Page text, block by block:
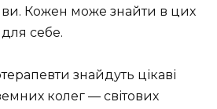
Кожен може знайти в цих
себе.
знайдуть цікаві
колег — світових